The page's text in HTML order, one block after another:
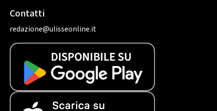
Contatti
redazione@ulisseonline.it